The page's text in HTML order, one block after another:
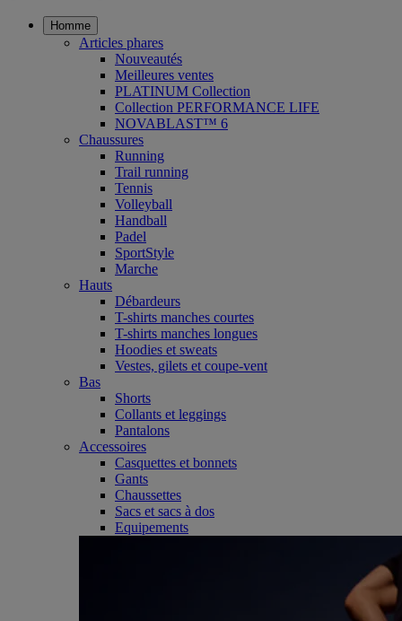
Homme
Articles phares
Nouveautés
Meilleures ventes
PLATINUM Collection
Collection PERFORMANCE LIFE
NOVABLAST™ 6
Chaussures
Running
Trail running
Tennis
Volleyball
Handball
Padel
SportStyle
Marche
Hauts
Débardeurs
T-shirts manches courtes
T-shirts manches longues
Hoodies et sweats
Vestes, gilets et coupe-vent
Bas
Shorts
Collants et leggings
Pantalons
Accessoires
Casquettes et bonnets
Gants
Chaussettes
Sacs et sacs à dos
Equipements